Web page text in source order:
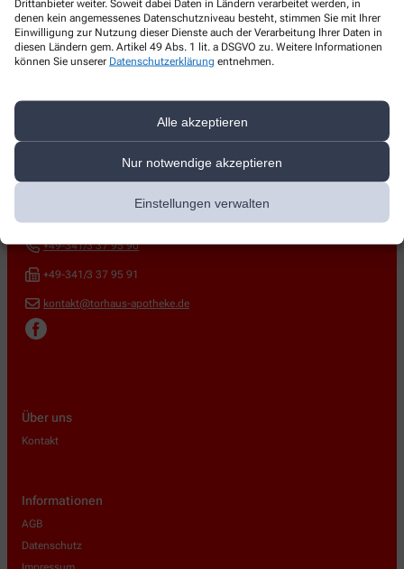
Drittanbieter weiter. Soweit dabei Daten in Ländern verarbeitet werden, in
denen kein angemessenes Datenschutzniveau besteht, stimmen Sie mit Ihrer
Einwilligung zur Nutzung dieser Dienste auch der Verarbeitung Ihrer Daten in
diesen Ländern gem. Artikel 49 Abs. 1 lit. a DSGVO zu. Weitere Informationen
können Sie unserer Datenschutzerklärung entnehmen.
Alle akzeptieren
Nur notwendige akzeptieren
Einstellungen verwalten
post. Edit or delete it, then start writing!
Mehr lesen
Kontakt
Arndtstr. 2,04416 Markkleeberg
+49-341/3 37 95 90
+49-341/3 37 95 91
kontakt@torhaus-apotheke.de
Über uns
Kontakt
Informationen
AGB
Datenschutz